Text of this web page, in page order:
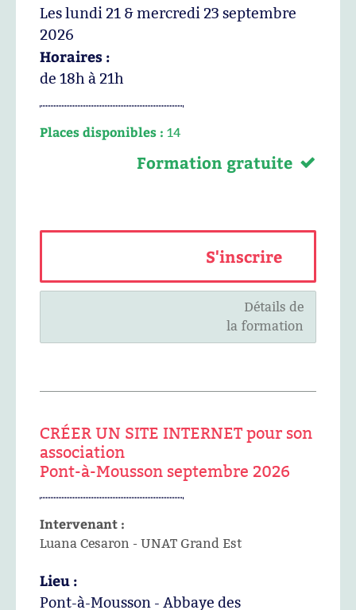
Les lundi 21 & mercredi 23 septembre
2026
Horaires :
de 18h à 21h
Places disponibles : 14
Formation gratuite
S'inscrire
Détails de
la formation
CRÉER UN SITE INTERNET pour son
association
Pont-à-Mousson septembre 2026
Intervenant :
Luana Cesaron - UNAT Grand Est
Lieu :
Pont-à-Mousson - Abbaye des